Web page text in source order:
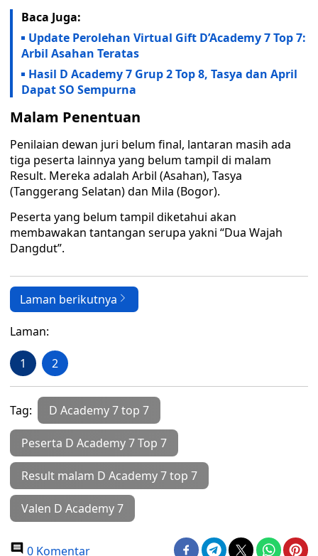
Baca Juga:
Update Perolehan Virtual Gift D’Academy 7 Top 7:
Arbil Asahan Teratas
Hasil D Academy 7 Grup 2 Top 8, Tasya dan April
Dapat SO Sempurna
Malam Penentuan
Penilaian dewan juri belum final, lantaran masih ada
tiga peserta lainnya yang belum tampil di malam
Result. Mereka adalah Arbil (Asahan), Tasya
(Tanggerang Selatan) dan Mila (Bogor).
Peserta yang belum tampil diketahui akan
membawakan tantangan serupa yakni “Dua Wajah
Dangdut”.
Laman berikutnya
Laman:
1 2
Tag: D Academy 7 top 7
Peserta D Academy 7 Top 7
Result malam D Academy 7 top 7
Valen D Academy 7
0 Komentar